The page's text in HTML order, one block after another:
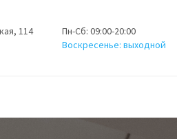
114
Пн-Сб: 09:00-20:00
Воскресенье: выходной